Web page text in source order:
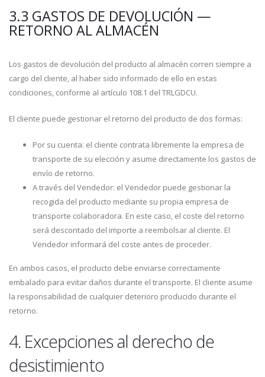
3.3 GASTOS DE DEVOLUCIÓN —
RETORNO AL ALMACÉN
Los gastos de devolución del producto al almacén corren siempre a
cargo del cliente, al haber sido informado de ello en estas
condiciones, conforme al artículo 108.1 del TRLGDCU.
El cliente puede gestionar el retorno del producto de dos formas:
Por su cuenta: el cliente contrata libremente la empresa de
transporte de su elección y asume directamente los gastos de
envío de retorno.
A través del Vendedor: el Vendedor puede gestionar la
recogida del producto mediante su propia empresa de
transporte colaboradora. En este caso, el coste del retorno
será descontado del importe a reembolsar al cliente. El
Vendedor informará del coste antes de proceder.
En ambos casos, el producto debe enviarse correctamente
embalado para evitar daños durante el transporte. El cliente asume
la responsabilidad de cualquier deterioro producido durante el
retorno.
4. Excepciones al derecho de
desistimiento